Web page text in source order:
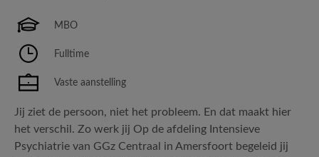
MBO
Fulltime
Vaste aanstelling
Jij ziet de persoon, niet het probleem. En dat maakt hier
het verschil. Zo werk jij Op de afdeling Intensieve
Psychiatrie van GGz Centraal in Amersfoort begeleid jij